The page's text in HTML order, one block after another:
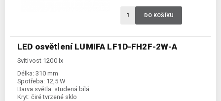
LED osvětlení LUMIFA LF1D-FH2F-2W-A
Svítivost 1200 lx
Délka: 310 mm
Spotřeba: 12,5 W
Barva světla: studená bílá
Kryt: čiré tvrzené sklo
DO KOŠÍKU